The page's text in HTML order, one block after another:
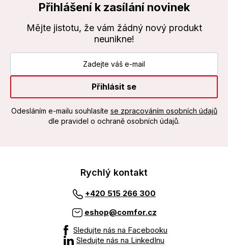
Přihlášení k zasílání novinek
Mějte jistotu, že vám žádný nový produkt
neunikne!
Přihlásit se
Odesláním e-mailu souhlasíte se zpracováním osobních údajů
dle pravidel o ochraně osobních údajů.
Rychlý kontakt
+420 515 266 300
eshop@comfor.cz
Sledujte nás na Facebooku
Sledujte nás na LinkedInu